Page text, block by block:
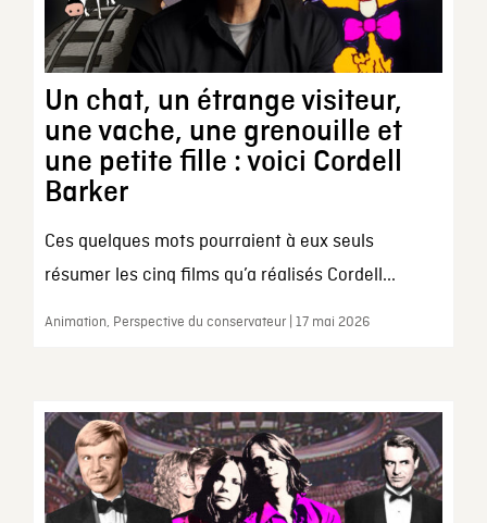
Un chat, un étrange visiteur,
une vache, une grenouille et
une petite fille : voici Cordell
Barker
Ces quelques mots pourraient à eux seuls
résumer les cinq films qu’a réalisés Cordell...
Animation, Perspective du conservateur | 17 mai 2026